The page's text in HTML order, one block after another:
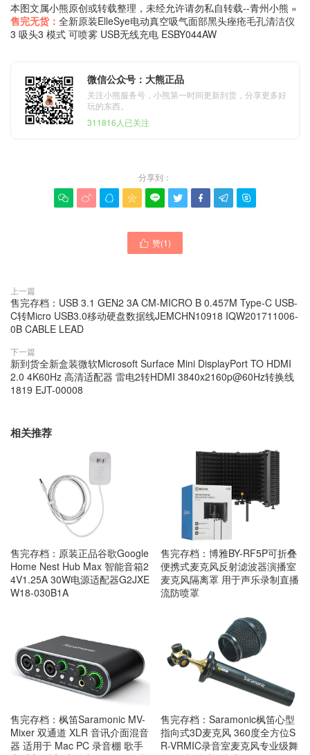
本图文属小熊原创或转载整理，未经允许请勿私自转载--青州小熊 »
售完无货： 全新原装ElleSye电动真空吸气面部黑头痤疮毛孔清洁仪
3 吸头3 模式 可喷雾 USB无线充电 ESBY044AW
微信公众号：大熊正品
关注小熊服务号，小熊第一时间更新到货，分享更多好
玩的东西。
311816人已关注
分享到：
        
 赞(1)
上一篇
售完存档：USB 3.1 GEN2 3A CM-MICRO B 0.457M Type-C USB-
C转Micro USB3.0移动硬盘数据线JEMCHN10918 IQW201711006-
0B CABLE LEAD
下一篇
新到货全新盒装微软Microsoft Surface Mini DisplayPort TO HDMI
2.0 4K60Hz 高清适配器 雷电2转HDMI 3840x2160p@60Hz转换线
1819 EJT-00008
相关推荐
售完存档：原装正品谷歌Google
Home Nest Hub Max 智能音箱2
4V1.25A 30W电源适配器G2JXE
W18-030B1A
售完存档：博雅BY-RF5P可折叠
便携式麦克风反射滤波器演播室
麦克风隔离罩 用于声乐录制直播
流防喷罩
售完存档：枫笛Saramonic MV-
Mixer 双通道 XLR 音讯介面混音
器 适用于 Mac PC 录音棚 歌手
售完存档：Saramonic枫笛心型
指向式3D麦克风 360度全方位S
R-VRMIC录音室麦克风专业级舞